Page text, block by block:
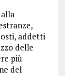
addetti
delle
più
del